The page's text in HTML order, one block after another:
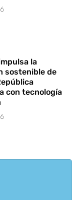
la
sostenible de
con tecnología